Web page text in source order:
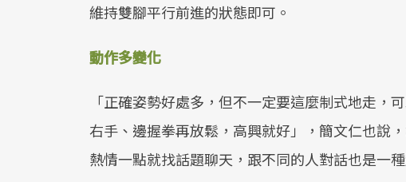
維持雙腳平行前進的狀態即可。
動作多變化
「正確姿勢好處多，但不一定要這麼制式地走，
右手、邊握拳再放鬆，高興就好」，簡文仁也說
熱情一點就找話題聊天，跟不同的人對話也是一種